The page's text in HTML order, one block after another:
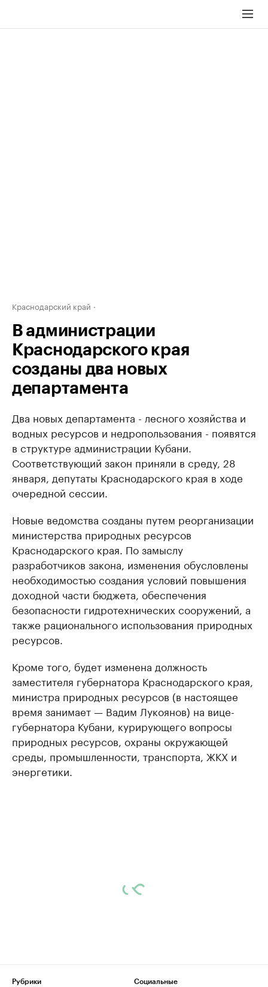
Краснодарский край
В администрации
Краснодарского края
созданы два новых
департамента
Два новых департамента - лесного хозяйства и
водных ресурсов и недропользования - появятся
в структуре администрации Кубани.
Соответствующий закон приняли в среду, 28
января, депутаты Краснодарского края в ходе
очередной сессии.
Новые ведомства созданы путем реорганизации
министерства природных ресурсов
Краснодарского края. По замыслу
разработчиков закона, изменения обусловлены
необходимостью создания условий повышения
доходной части бюджета, обеспечения
безопасности гидротехнических сооружений, а
также рационального использования природных
ресурсов.
Кроме того, будет изменена должность
заместителя губернатора Краснодарского края,
министра природных ресурсов (в настоящее
время занимает — Вадим Лукоянов) на вице-
губернатора Кубани, курирующего вопросы
природных ресурсов, охраны окружающей
среды, промышленности, транспорта, ЖКХ и
энергетики.
Рубрики
Социальные